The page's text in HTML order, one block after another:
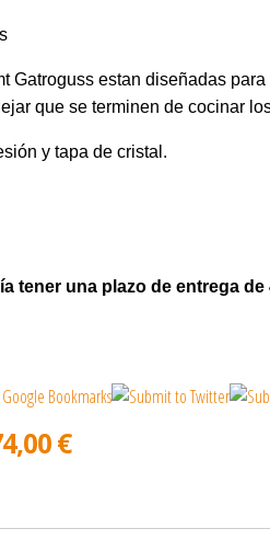
Gatroguss estan diseñadas
que se terminen de cocinar
y tapa de cristal.
tener una plazo de entrega de
€